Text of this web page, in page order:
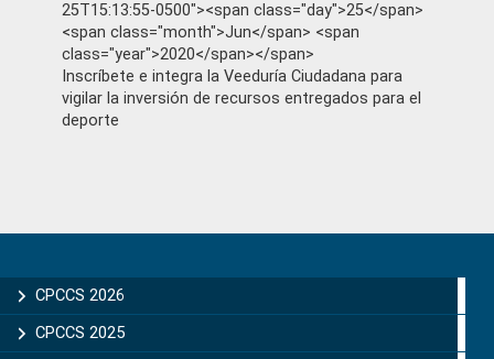
25T15:13:55-0500"><span class="day">25</span>
<span class="month">Jun</span> <span
class="year">2020</span></span>
Inscríbete e integra la Veeduría Ciudadana para
vigilar la inversión de recursos entregados para el
deporte
Sidebar
CPCCS 2026
CPCCS 2025